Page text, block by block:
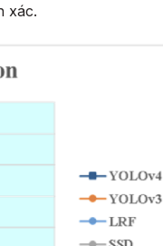
xác.